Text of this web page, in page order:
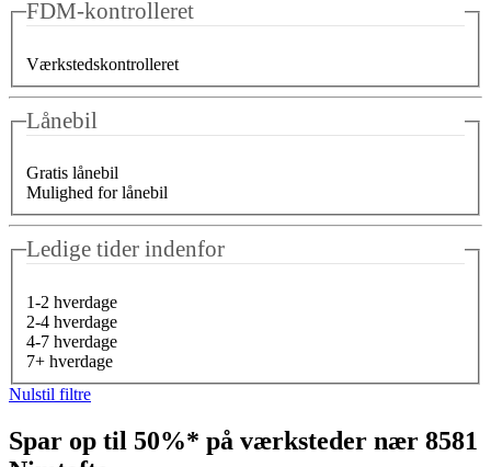
FDM-kontrolleret
Værkstedskontrolleret
Lånebil
Gratis lånebil
Mulighed for lånebil
Ledige tider indenfor
1-2 hverdage
2-4 hverdage
4-7 hverdage
7+ hverdage
Nulstil filtre
Spar op til 50%* på værksteder nær 8581